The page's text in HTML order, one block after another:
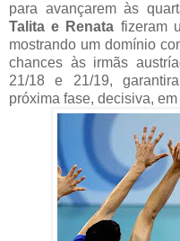
para avançarem às
Talita e Renata fizeram
mostrando um domínio
chances às irmãs
21/18 e 21/19,
próxima fase, decisiva, em